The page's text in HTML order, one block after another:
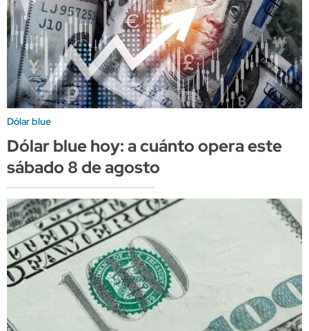
Dólar blue
Dólar blue hoy: a cuánto opera este
sábado 8 de agosto